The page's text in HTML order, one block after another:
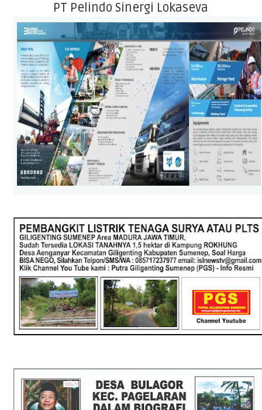
PT Pelindo Sinergi Lokaseva